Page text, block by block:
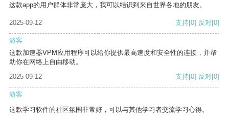
这款app的用户群体非常庞大，我可以结识到来自世界各地的朋友。
2025-09-12 支持[0] 反对[0]
游客
这款加速器VPM应用程序可以给你提供最高速度和安全性的连接，并帮
助你在网络上自由移动。
2025-09-12
支持[0] 反对[0]
游客
这款学习软件的社区氛围非常好，可以与其他学习者交流学习心得。